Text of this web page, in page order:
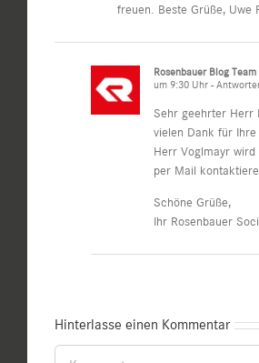
freuen. Beste Grüße, Uwe
Rosenbauer Blog Team
um 9:30 Uhr -
Sehr geehrter Herr
vielen Dank für
Herr Voglmayr wird
per Mail
Schöne Grüße,
Ihr Rosenbauer
Hinterlasse einen Kommentar
Kommentar